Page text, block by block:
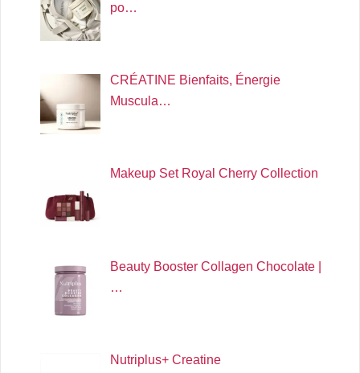
po…
CRÉATINE Bienfaits, Énergie
Muscula…
Makeup Set Royal Cherry Collection
Beauty Booster Collagen Chocolate |
…
Nutriplus+ Creatine